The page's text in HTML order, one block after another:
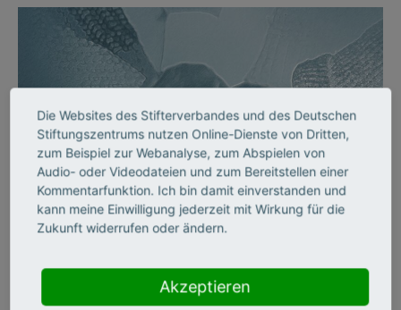
Vielfalt an Hochschulen
Die Websites des Stifterverbandes und des Deutschen
Stiftungszentrums nutzen Online-Dienste von Dritten,
zum Beispiel zur Webanalyse, zum Abspielen von
Audio- oder Videodateien und zum Bereitstellen einer
Kommentarfunktion. Ich bin damit einverstanden und
kann meine Einwilligung jederzeit mit Wirkung für die
Zukunft widerrufen oder ändern.
Akzeptieren